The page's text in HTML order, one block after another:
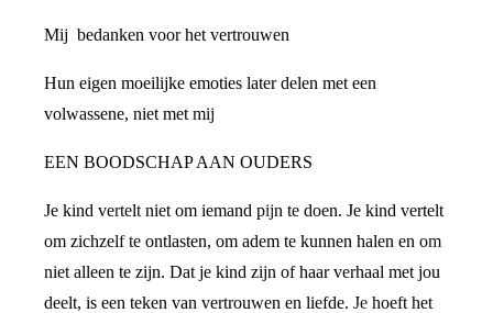
Mij bedanken voor het vertrouwen
Hun eigen moeilijke emoties later delen met een
volwassene, niet met mij
EEN BOODSCHAP AAN OUDERS
Je kind vertelt niet om iemand pijn te doen. Je kind vertelt
om zichzelf te ontlasten, om adem te kunnen halen en om
niet alleen te zijn. Dat je kind zijn of haar verhaal met jou
deelt, is een teken van vertrouwen en liefde. Je hoeft het